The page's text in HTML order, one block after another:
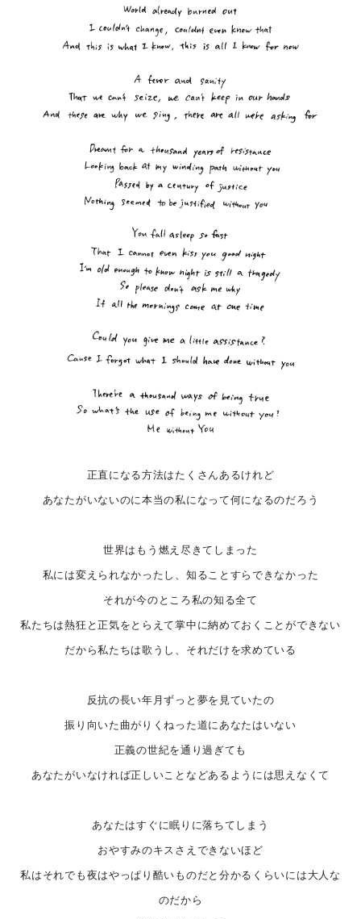
正直になる方法はたくさんあるけれど
あなたがいないのに本当の私になって何になるのだろう
世界はもう燃え尽きてしまった
私には変えられなかったし、知ることすらできなかった
それが今のところ私の知る全て
私たちは熱狂と正気をとらえて掌中に納めておくことができない
だから私たちは歌うし、それだけを求めている
反抗の長い年月ずっと夢を見ていたの
振り向いた曲がりくねった道にあなたはいない
正義の世紀を通り過ぎても
あなたがいなければ正しいことなどあるようには思えなくて
あなたはすぐに眠りに落ちてしまう
おやすみのキスさえできないほど
私はそれでも夜はやっぱり酷いものだと分かるくらいには大人な
のだから